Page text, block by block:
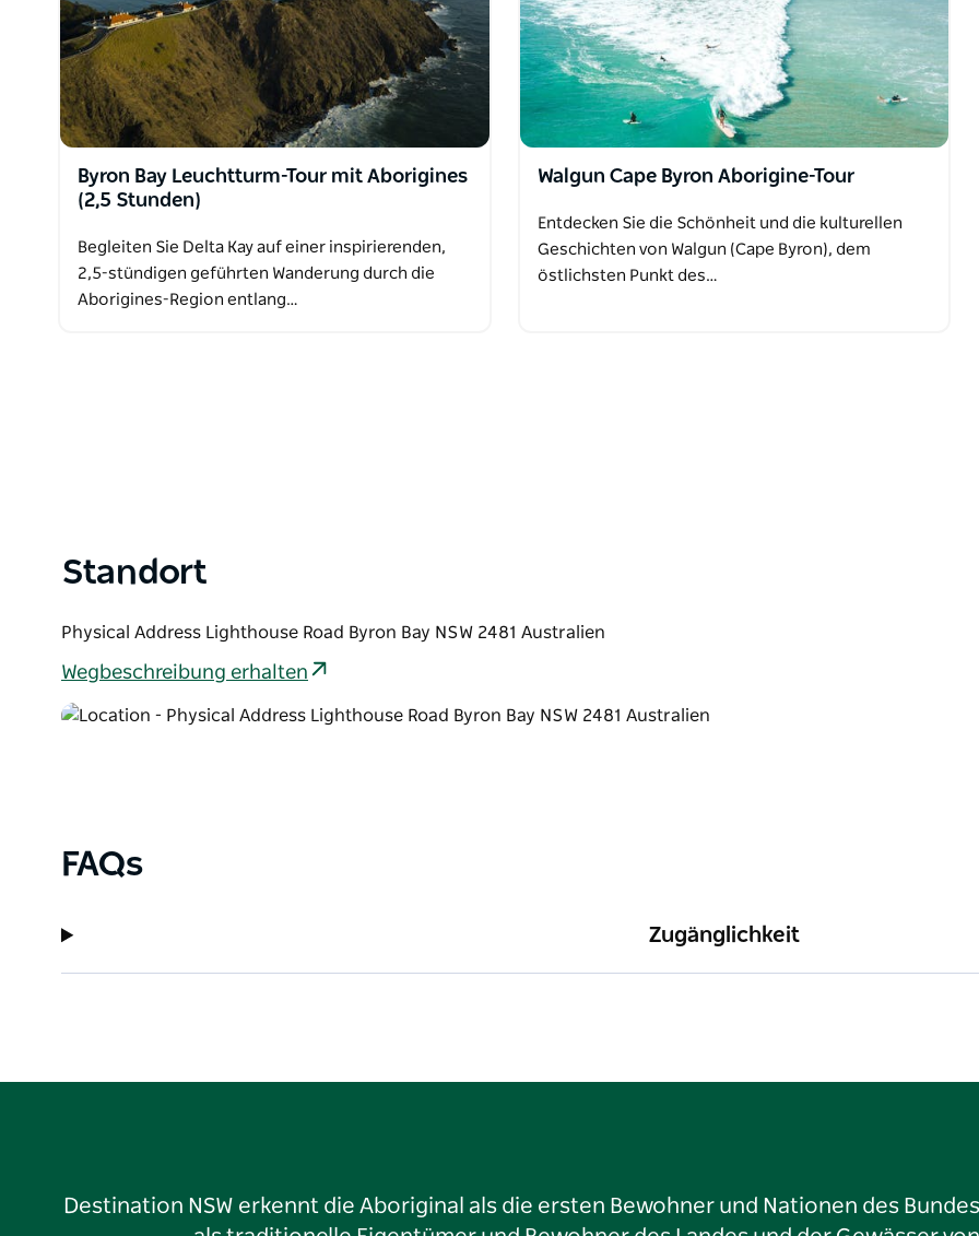
Byron Bay Leuchtturm-Tour mit Aborigines
(2,5 Stunden)
Begleiten Sie Delta Kay auf einer inspirierenden,
2,5-stündigen geführten Wanderung durch die
Aborigines-Region entlang…
Walgun Cape Byron Aborigine-Tour
Entdecken Sie die Schönheit und die kulturellen
Geschichten von Walgun (Cape Byron), dem
östlichsten Punkt des…
Standort
Physical Address Lighthouse Road Byron Bay NSW 2481 Australien
Wegbeschreibung erhalten
FAQs
Zugänglichkeit
Destination NSW erkennt die Aboriginal als die ersten Bewohner und Nationen des